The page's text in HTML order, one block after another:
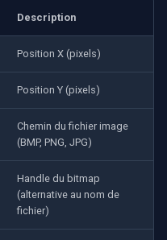
Imou
Wyze
Aqara
Verkada
Rhombus
Arlo
Description
Position X (pixels)
Position Y (pixels)
Chemin du fichier image
(BMP, PNG, JPG)
Handle du bitmap
(alternative au nom de
fichier)